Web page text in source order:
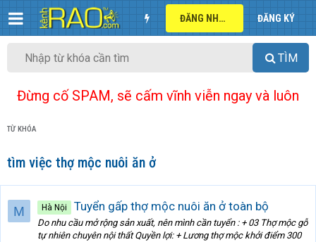
ĐĂNG NHẬP ĐĂNG KÝ
TÌM
Đừng cố SPAM, sẽ cấm vĩnh viễn ngay và luôn
TỪ KHÓA
tìm việc thợ mộc nuôi ăn ở
M Hà Nội Tuyển gấp thợ mộc nuôi ăn ở toàn bộ
Do nhu cầu mở rộng sản xuất, nên mình cần tuyển : + 03 Thợ mộc gỗ
tự nhiên chuyên nội thất Quyền lợi: + Lương thợ mộc khởi điểm 300